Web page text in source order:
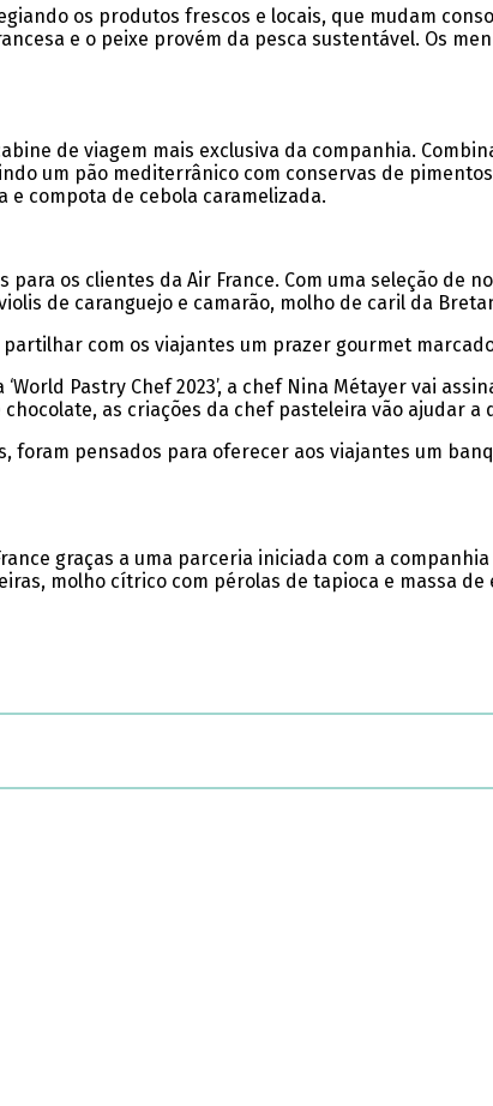
os produtos frescos e locais, que mudam
e o peixe provém da pesca sustentável. Os
de viagem mais exclusiva da companhia.
um pão mediterrânico com conservas de
compota de cebola caramelizada.
os clientes da Air France. Com uma seleção
de caranguejo e camarão, molho de caril da
com os viajantes um prazer gourmet
Pastry Chef 2023’, a chef Nina Métayer vai
as criações da chef pasteleira vão ajudar
pensados para oferecer aos viajantes um
graças a uma parceria iniciada com a
molho cítrico com pérolas de tapioca e massa